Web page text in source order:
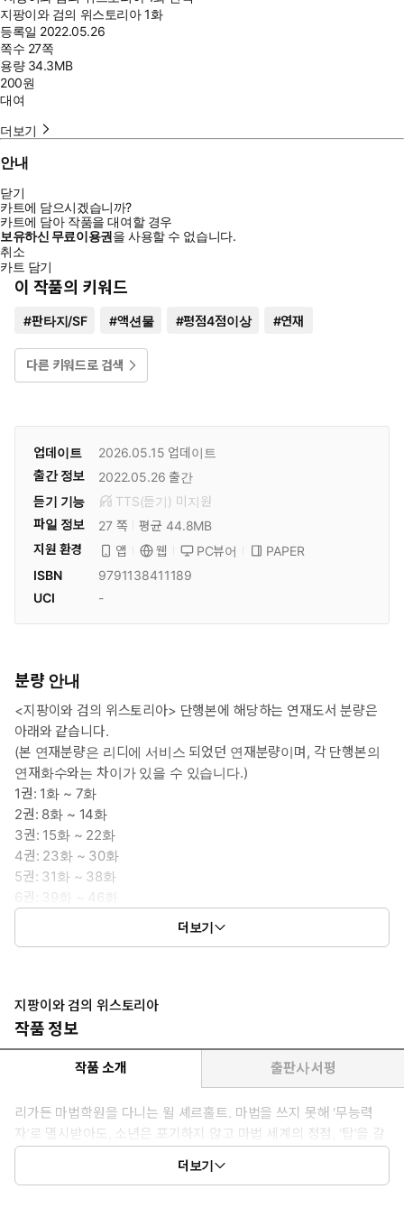
지팡이와 검의 위스토리아 1화
등록일 2022.05.26
쪽수 27쪽
용량 34.3MB
200원
대여
더보기
안내
닫기
카트에 담으시겠습니까?
카트에 담아 작품을 대여할 경우
보유하신 무료이용권을 사용할 수 없습니다.
취소
카트 담기
이 작품의 키워드
#판타지/SF #액션물 #평점4점이상 #연재
다른 키워드로 검색
업데이트 2026.05.15 업데이트
출간 정보
2022.05.26 출간
듣기 기능
TTS(듣기) 미 지원
파일 정보
27 쪽
평균 44.8MB
지원 환경
앱 웹 PC뷰어
PAPER
ISBN
9791138411189
UCI
-
분량 안내
<지팡이와 검의 위스토리아> 단행본에 해당하는 연재도서 분량은
아래와 같습니다.
(본 연재분량은 리디에 서비스 되었던 연재분량이며, 각 단행본의
연재화수와는 차이가 있을 수 있습니다.)
1권: 1화 ~ 7화
2권: 8화 ~ 14화
3권: 15화 ~ 22화
4권: 23화 ~ 30화
5권: 31화 ~ 38화
6권: 39화 ~ 46화
더보기
지팡이와 검의 위스토리아
작품 정보
작품 소개 출판사 서평
리가든 마법학원을 다니는 윌 셰르홀트. 마법을 쓰지 못해 ‘무능력
자’로 멸시받아도, 소년은 포기하지 않고 마법 세계의 정점, ‘탑’을 갈
망한다. 그리고 부족한 학점을 메꾸고자 던전에서 끊임없이 몬스터
를 사냥한다. 어린 시절에 나눈 ‘약속’을 지키기 위해...
더보기